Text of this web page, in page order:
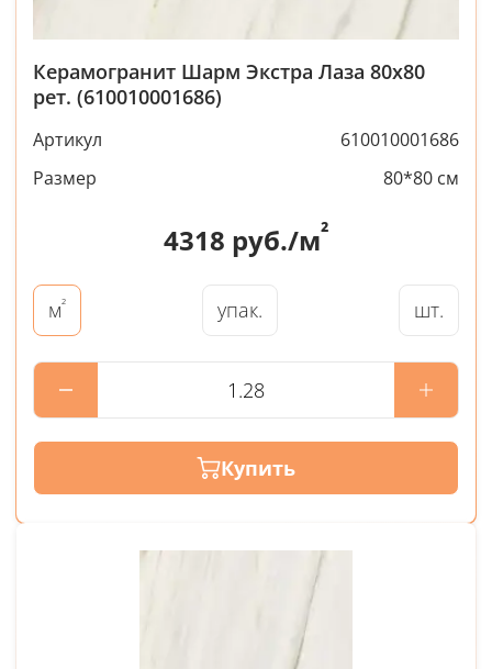
Керамогранит Шарм Экстра Лаза 80x80
рет. (610010001686)
Артикул
610010001686
Размер
80*80 см
4318 руб./м²
м² упак. шт.
Купить